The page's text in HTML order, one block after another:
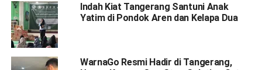
Indah Kiat Tangerang Santuni Anak
Yatim di Pondok Aren dan Kelapa Dua
WarnaGo Resmi Hadir di Tangerang,